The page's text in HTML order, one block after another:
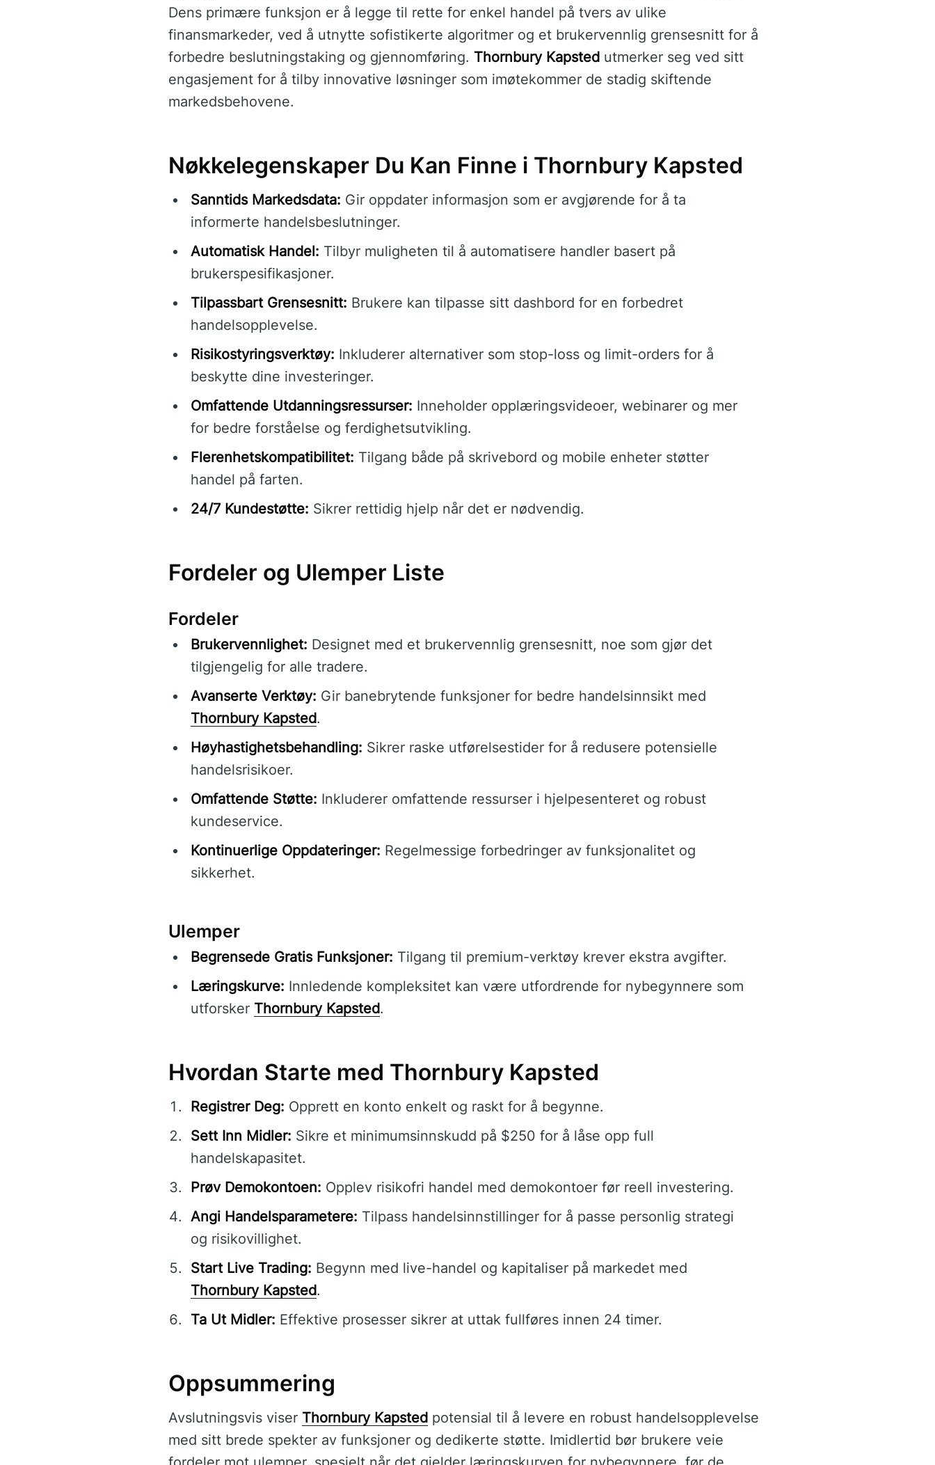
Dens primære funksjon er å legge til rette for enkel handel på tvers av ulike
finansmarkeder, ved å utnytte sofistikerte algoritmer og et brukervennlig grensesnitt for å
forbedre beslutningstaking og gjennomføring. Thornbury Kapsted utmerker seg ved sitt
engasjement for å tilby innovative løsninger som imøtekommer de stadig skiftende
markedsbehovene.
Nøkkelegenskaper Du Kan Finne i Thornbury Kapsted
Sanntids Markedsdata: Gir oppdater informasjon som er avgjørende for å ta
informerte handelsbeslutninger.
Automatisk Handel: Tilbyr muligheten til å automatisere handler basert på
brukerspesifikasjoner.
Tilpassbart Grensesnitt: Brukere kan tilpasse sitt dashbord for en forbedret
handelsopplevelse.
Risikostyringsverktøy: Inkluderer alternativer som stop-loss og limit-orders for å
beskytte dine investeringer.
Omfattende Utdanningsressurser: Inneholder opplæringsvideoer, webinarer og mer
for bedre forståelse og ferdighetsutvikling.
Flerenhetskompatibilitet: Tilgang både på skrivebord og mobile enheter støtter
handel på farten.
24/7 Kundestøtte: Sikrer rettidig hjelp når det er nødvendig.
Fordeler og Ulemper Liste
Fordeler
Brukervennlighet: Designet med et brukervennlig grensesnitt, noe som gjør det
tilgjengelig for alle tradere.
Avanserte Verktøy: Gir banebrytende funksjoner for bedre handelsinnsikt med
Thornbury Kapsted.
Høyhastighetsbehandling: Sikrer raske utførelsestider for å redusere potensielle
handelsrisikoer.
Omfattende Støtte: Inkluderer omfattende ressurser i hjelpesenteret og robust
kundeservice.
Kontinuerlige Oppdateringer: Regelmessige forbedringer av funksjonalitet og
sikkerhet.
Ulemper
Begrensede Gratis Funksjoner: Tilgang til premium-verktøy krever ekstra avgifter.
Læringskurve: Innledende kompleksitet kan være utfordrende for nybegynnere som
utforsker Thornbury Kapsted.
Hvordan Starte med Thornbury Kapsted
Registrer Deg: Opprett en konto enkelt og raskt for å begynne.
Sett Inn Midler: Sikre et minimumsinnskudd på $250 for å låse opp full
handelskapasitet.
Prøv Demokontoen: Opplev risikofri handel med demokontoer før reell investering.
Angi Handelsparametere: Tilpass handelsinnstillinger for å passe personlig strategi
og risikovillighet.
Start Live Trading: Begynn med live-handel og kapitaliser på markedet med
Thornbury Kapsted.
Ta Ut Midler: Effektive prosesser sikrer at uttak fullføres innen 24 timer.
Oppsummering
Avslutningsvis viser Thornbury Kapsted potensial til å levere en robust handelsopplevelse
med sitt brede spekter av funksjoner og dedikerte støtte. Imidlertid bør brukere veie